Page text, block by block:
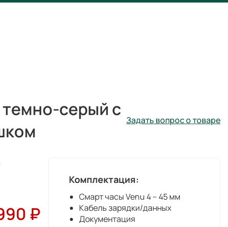
темно-серый с Задать вопрос о товаре
₽
Комплектация:
Смарт часы Venu 4 – 45 мм
Кабель зарядки/данных
Документация